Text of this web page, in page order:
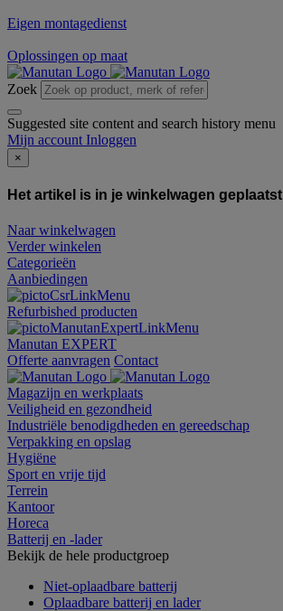
Eigen montagedienst
Oplossingen op maat
Zoek
Suggested site content and search history menu
Mijn account Inloggen
×
Het artikel is in je winkelwagen geplaatst
Naar winkelwagen
Verder winkelen
Categorieën
Aanbiedingen
Refurbished producten
Manutan EXPERT
Offerte aanvragen Contact
Magazijn en werkplaats
Veiligheid en gezondheid
Industriële benodigdheden en gereedschap
Verpakking en opslag
Hygiëne
Sport en vrije tijd
Terrein
Kantoor
Horeca
Batterij en -lader
Bekijk de hele productgroep
Niet-oplaadbare batterij
Oplaadbare batterij en lader